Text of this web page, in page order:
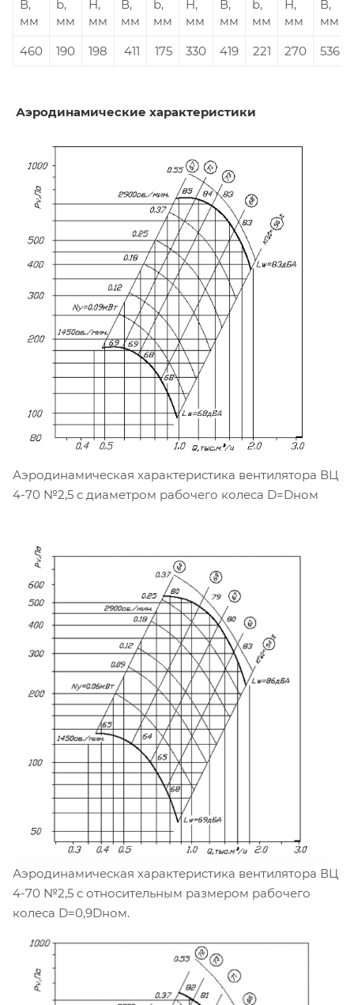
В,
мм
b,
мм
Н,
мм
В,
мм
b,
мм
Н,
мм
В,
мм
b,
мм
Н,
мм
В,
мм
460
190 198 411 175 330 419 221 270 536
Аэродинамические характеристики
Аэродинамическая характеристика вентилятора ВЦ
4-70 №2,5 с диаметром рабочего колеса D=Dном
Аэродинамическая характеристика вентилятора ВЦ
4-70 №2,5 с относительным размером рабочего
колеса D=0,9Dном.